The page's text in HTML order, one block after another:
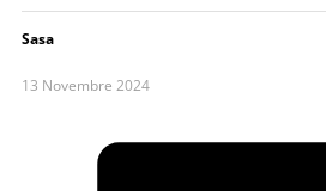
Sasa
13 Novembre 2024